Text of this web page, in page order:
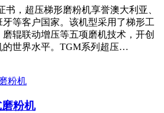
书，超压梯形磨粉机享誉澳大利亚、
等客户国家。该机型采用了梯形工
辊联动增压等五项磨机技术，开创
的世界水平。TGM系列超压…
粉机